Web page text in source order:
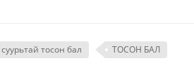
суурьтай тосон бал ТОСОН БАЛ